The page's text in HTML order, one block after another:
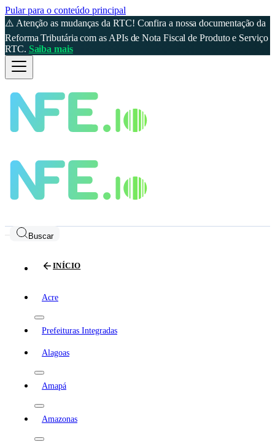
Pular para o conteúdo principal
⚠️ Atenção as mudanças da RTC! Confira a nossa documentação da
Reforma Tributária com as APIs de Nota Fiscal de Produto e Serviço
RTC. Saiba mais
Buscar
INÍCIO
Acre
Prefeituras Integradas
Alagoas
Amapá
Amazonas